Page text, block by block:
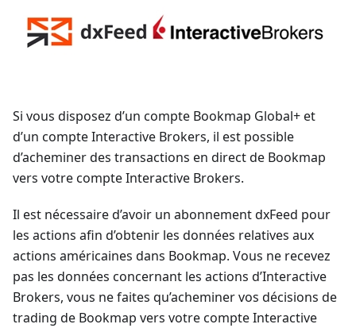
Si vous disposez d’un compte Bookmap Global+ et
d’un compte Interactive Brokers, il est possible
d’acheminer des transactions en direct de Bookmap
vers votre compte Interactive Brokers.
Il est nécessaire d’avoir un abonnement dxFeed pour
les actions afin d’obtenir les données relatives aux
actions américaines dans Bookmap. Vous ne recevez
pas les données concernant les actions d’Interactive
Brokers, vous ne faites qu’acheminer vos décisions de
trading de Bookmap vers votre compte Interactive